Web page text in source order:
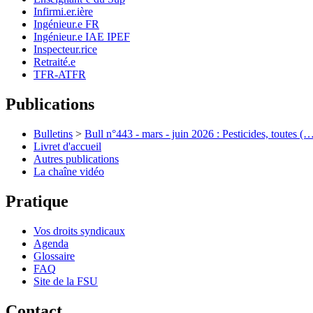
Infirmi.er.ière
Ingénieur.e FR
Ingénieur.e IAE IPEF
Inspecteur.rice
Retraité.e
TFR-ATFR
Publications
Bulletins > Bull n°443 - mars - juin 2026 : Pesticides, toutes
Livret d'accueil
Autres publications
La chaîne vidéo
Pratique
Vos droits syndicaux
Agenda
Glossaire
FAQ
Site de la FSU